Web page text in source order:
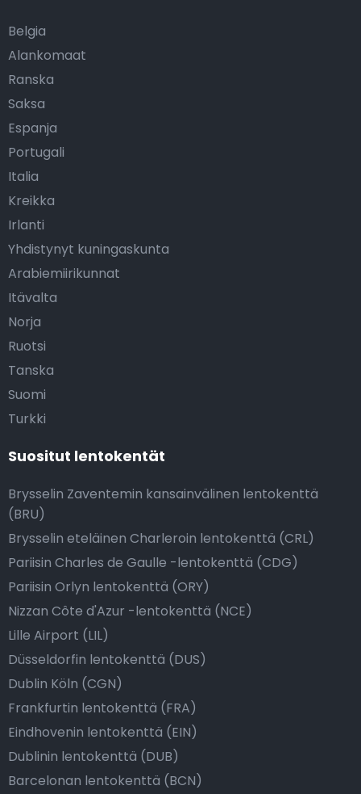
Belgia
Alankomaat
Ranska
Saksa
Espanja
Portugali
Italia
Kreikka
Irlanti
Yhdistynyt kuningaskunta
Arabiemiirikunnat
Itävalta
Norja
Ruotsi
Tanska
Suomi
Turkki
Suositut lentokentät
Brysselin Zaventemin kansainvälinen lentokenttä
(BRU)
Brysselin eteläinen Charleroin lentokenttä (CRL)
Pariisin Charles de Gaulle -lentokenttä (CDG)
Pariisin Orlyn lentokenttä (ORY)
Nizzan Côte d'Azur -lentokenttä (NCE)
Lille Airport (LIL)
Düsseldorfin lentokenttä (DUS)
Dublin Köln (CGN)
Frankfurtin lentokenttä (FRA)
Eindhovenin lentokenttä (EIN)
Dublinin lentokenttä (DUB)
Barcelonan lentokenttä (BCN)